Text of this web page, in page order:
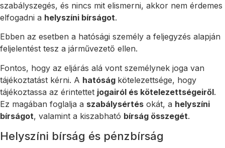
szabályszegés, és nincs mit elismerni, akkor nem érdemes
elfogadni a helyszíni bírságot.
Ebben az esetben a hatósági személy a feljegyzés alapján
feljelentést tesz a járművezető ellen.
Fontos, hogy az eljárás alá vont személynek joga van
tájékoztatást kérni. A hatóság kötelezettsége, hogy
tájékoztassa az érintettet jogairól és kötelezettségeiről.
Ez magában foglalja a szabálysértés okát, a helyszíni
bírságot, valamint a kiszabható bírság összegét.
Helyszíni bírság és pénzbírság